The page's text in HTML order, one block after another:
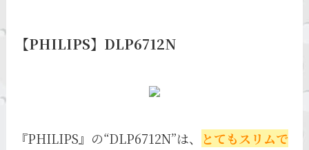
【PHILIPS】DLP6712N
『PHILIPS』の“DLP6712N”は、
とてもスリムで